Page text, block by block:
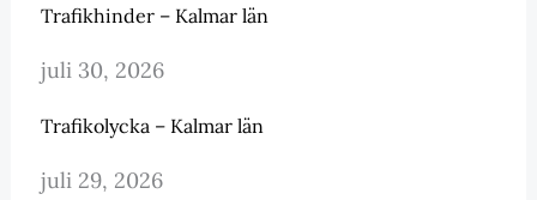
Trafikhinder – Kalmar län
juli 30, 2026
Trafikolycka – Kalmar län
juli 29, 2026